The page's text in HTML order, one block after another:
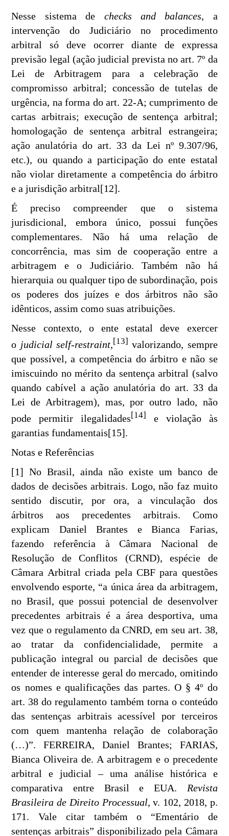
Nesse sistema de checks and balances, a
intervenção do Judiciário no procedimento
arbitral só deve ocorrer diante de expressa
previsão legal (ação judicial prevista no art. 7º da
Lei de Arbitragem para a celebração de
compromisso arbitral; concessão de tutelas de
urgência, na forma do art. 22-A; cumprimento de
cartas arbitrais; execução de sentença arbitral;
homologação de sentença arbitral estrangeira;
ação anulatória do art. 33 da Lei nº 9.307/96,
etc.), ou quando a participação do ente estatal
não violar diretamente a competência do árbitro
e a jurisdição arbitral[12].
É preciso compreender que o sistema
jurisdicional, embora único, possui funções
complementares. Não há uma relação de
concorrência, mas sim de cooperação entre a
arbitragem e o Judiciário. Também não há
hierarquia ou qualquer tipo de subordinação, pois
os poderes dos juízes e dos árbitros não são
idênticos, assim como suas atribuições.
Nesse contexto, o ente estatal deve exercer
o judicial self-restraint,[13] valorizando, sempre
que possível, a competência do árbitro e não se
imiscuindo no mérito da sentença arbitral (salvo
quando cabível a ação anulatória do art. 33 da
Lei de Arbitragem), mas, por outro lado, não
pode permitir ilegalidades[14]
e violação às
garantias fundamentais[15].
Notas e Referências
[1] No Brasil, ainda não existe um banco de
dados de decisões arbitrais. Logo, não faz muito
sentido discutir, por ora, a vinculação dos
árbitros aos precedentes arbitrais. Como
explicam Daniel Brantes e Bianca Farias,
fazendo referência à Câmara Nacional de
Resolução de Conflitos (CRND), espécie de
Câmara Arbitral criada pela CBF para questões
envolvendo esporte, “a única área da arbitragem,
no Brasil, que possui potencial de desenvolver
precedentes arbitrais é a área desportiva, uma
vez que o regulamento da CNRD, em seu art. 38,
ao tratar da confidencialidade, permite a
publicação integral ou parcial de decisões que
entender de interesse geral do mercado, omitindo
os nomes e qualificações das partes. O § 4º do
art. 38 do regulamento também torna o conteúdo
das sentenças arbitrais acessível por terceiros
com quem mantenha relação de colaboração
(…)”. FERREIRA, Daniel Brantes; FARIAS,
Bianca Oliveira de. A arbitragem e o precedente
arbitral e judicial – uma análise histórica e
comparativa entre Brasil e EUA. Revista
Brasileira de Direito Processual, v. 102, 2018, p.
171. Vale citar também o “Ementário de
sentenças arbitrais” disponibilizado pela Câmara